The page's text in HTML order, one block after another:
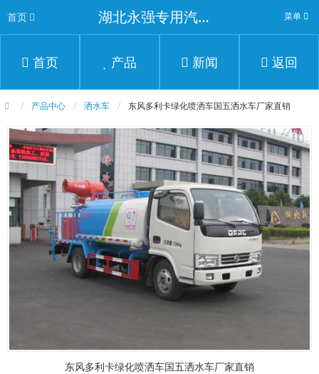
首页 湖北永强专用汽车有限公司 菜单
首页 产品 新闻 返回
产品中心 洒水车 东风多利卡绿化喷洒车国五洒水车厂家直销
东风多利卡绿化喷洒车国五洒水车厂家直销